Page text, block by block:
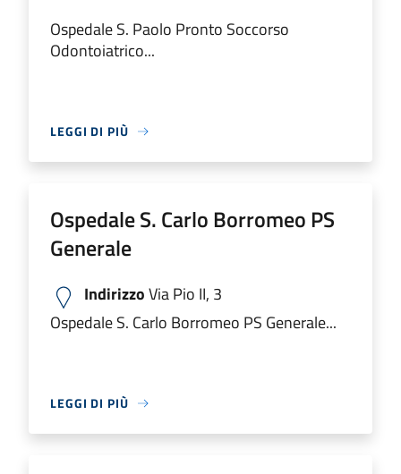
Ospedale S. Paolo Pronto Soccorso
Odontoiatrico...
LEGGI DI PIÙ
Ospedale S. Carlo Borromeo PS
Generale
IndirizzoVia Pio II, 3
Ospedale S. Carlo Borromeo PS Generale...
LEGGI DI PIÙ